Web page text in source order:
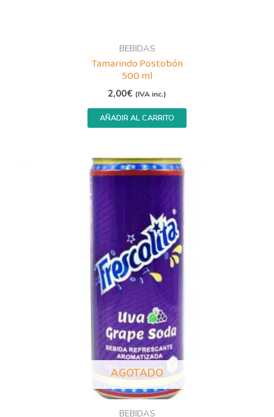
BEBIDAS
Tamarindo Postobón
500 ml
2,00€ (IVA inc.)
AÑADIR AL CARRITO
AGOTADO
BEBIDAS